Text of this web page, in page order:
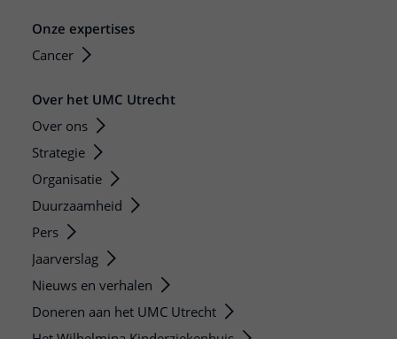
Onze expertises
Cancer
Over het UMC Utrecht
Over ons
Strategie
Organisatie
Duurzaamheid
Pers
Jaarverslag
Nieuws en verhalen
Doneren aan het UMC Utrecht